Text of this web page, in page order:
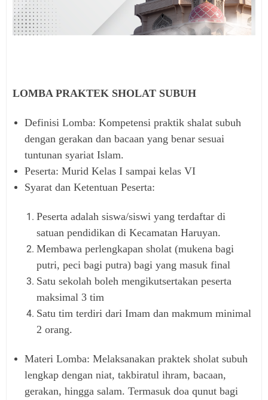
LOMBA PRAKTEK SHOLAT SUBUH
Definisi Lomba: Kompetensi praktik shalat subuh
dengan gerakan dan bacaan yang benar sesuai
tuntunan syariat Islam.
Peserta: Murid Kelas I sampai kelas VI
Syarat dan Ketentuan Peserta:
Peserta adalah siswa/siswi yang terdaftar di
satuan pendidikan di Kecamatan Haruyan.
Membawa perlengkapan sholat (mukena bagi
putri, peci bagi putra) bagi yang masuk final
Satu sekolah boleh mengikutsertakan peserta
maksimal 3 tim
Satu tim terdiri dari Imam dan makmum minimal
2 orang.
Materi Lomba: Melaksanakan praktek sholat subuh
lengkap dengan niat, takbiratul ihram, bacaan,
gerakan, hingga salam. Termasuk doa qunut bagi